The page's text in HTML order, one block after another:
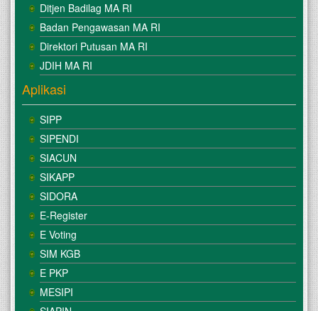
Ditjen Badilag MA RI
Badan Pengawasan MA RI
Direktori Putusan MA RI
JDIH MA RI
Aplikasi
SIPP
SIPENDI
SIACUN
SIKAPP
SIDORA
E-Register
E Voting
SIM KGB
E PKP
MESIPI